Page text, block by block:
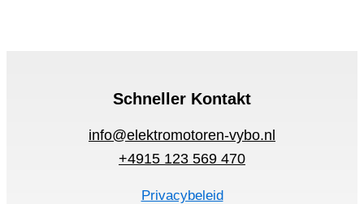
Schneller Kontakt
info@elektromotoren-vybo.nl
+4915 123 569 470
Privacybeleid